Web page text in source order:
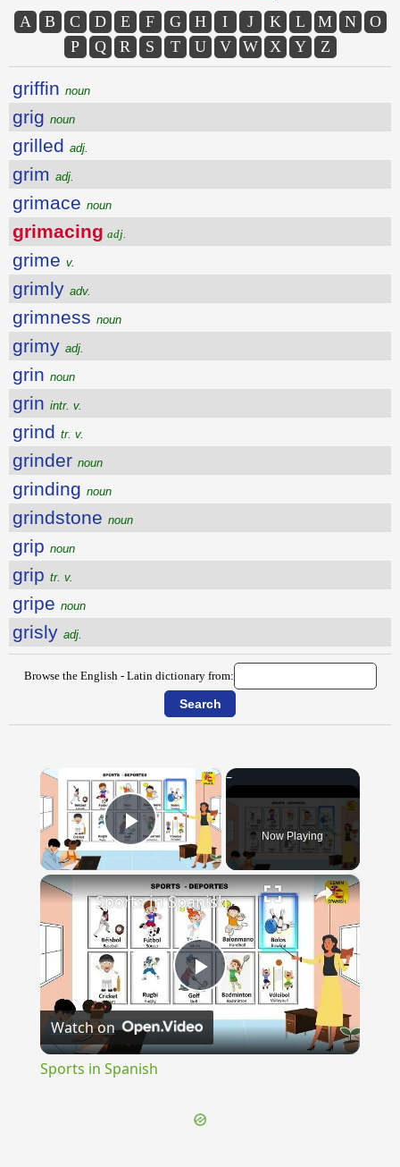
A B C D E F G H I J K L M N
O
P
Q R S T U V W X Y Z
griffin noun
grig noun
grilled adj.
grim adj.
grimace noun
grimacing adj.
grime v.
grimly adv.
grimness noun
grimy adj.
grin noun
grin intr. v.
grind tr. v.
grinder noun
grinding noun
grindstone noun
grip noun
grip tr. v.
gripe noun
grisly adj.
Browse the English - Latin dictionary from:
×
Play Video Now Playing
×
Play
Video
Sports in Spanish
Watch on
Sports in Spanish